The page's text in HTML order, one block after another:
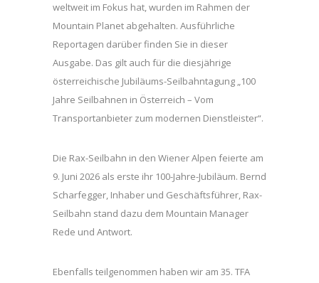
weltweit im Fokus hat, wurden im Rahmen der
Mountain Planet abgehalten. Ausführliche
Reportagen darüber finden Sie in dieser
Ausgabe. Das gilt auch für die diesjährige
österreichische Jubiläums-Seilbahntagung „100
Jahre Seilbahnen in Österreich – Vom
Transportanbieter zum modernen Dienstleister“.
Die Rax-Seilbahn in den Wiener Alpen feierte am
9. Juni 2026 als erste ihr 100-Jahre-Jubiläum. Bernd
Scharfegger, Inhaber und Geschäftsführer, Rax-
Seilbahn stand dazu dem Mountain Manager
Rede und Antwort.
Ebenfalls teilgenommen haben wir am 35. TFA